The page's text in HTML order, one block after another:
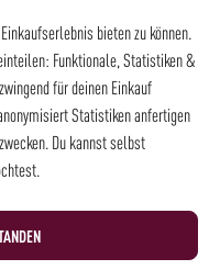
bieten zu können.
Funktionale, Statistiken &
für deinen Einkauf
Statistiken anfertigen
Du kannst selbst
gelesen und bin damit